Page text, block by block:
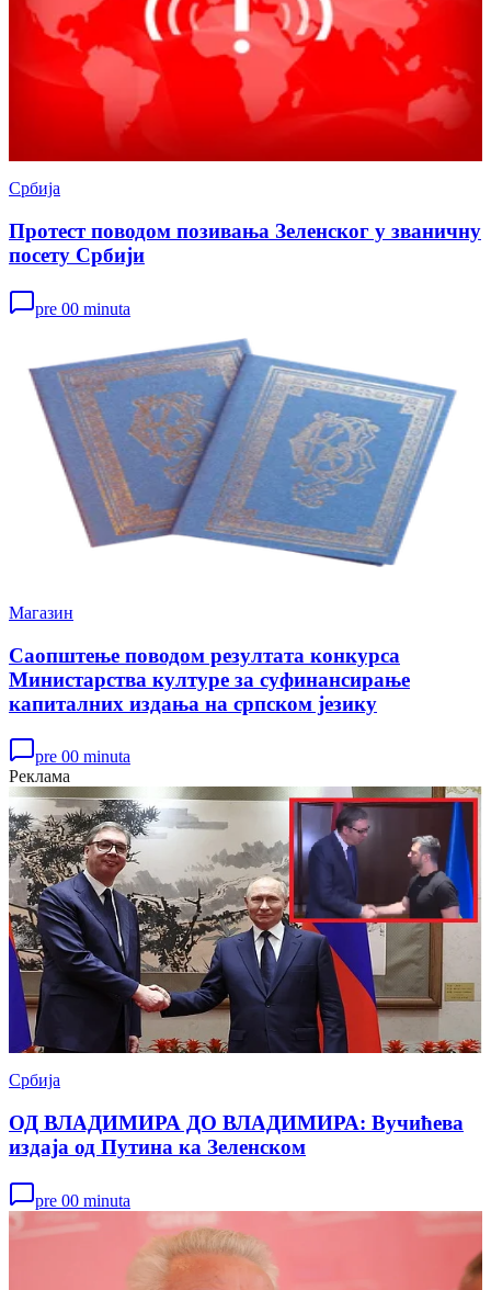
Србија
Протест поводом позивања Зеленског у званичну
посету Србији
pre 00 minuta
Магазин
Саопштење поводом резултата конкурса
Министарства културе за суфинансирање
капиталних издања на српском језику
pre 00 minuta
Реклама
Србија
ОД ВЛАДИМИРА ДО ВЛАДИМИРА: Вучићева
издаја од Путина ка Зеленском
pre 00 minuta